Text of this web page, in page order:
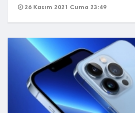
26 Kasım 2021 Cuma 23:49